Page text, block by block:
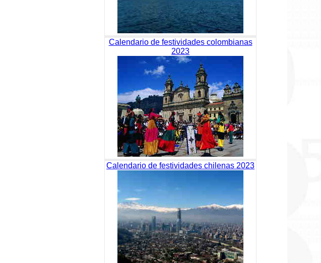
Calendario de festividades colombianas
2023
Calendario de festividades chilenas 2023